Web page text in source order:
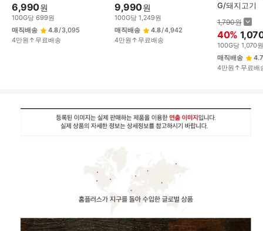
6,990원
100G당 699원
매직배송
4.8/3,095
4만원↑무료배송
9,990원
100G당 1,249원
매직배송
4.8/4,942
4만원↑무료배송
G/돼지고기
1,790원
40%
100G당 1,070
매직배송
4.7
4만원↑무료배